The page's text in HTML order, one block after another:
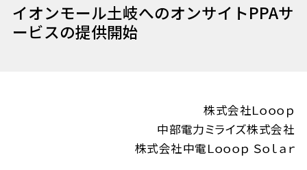
イオンモール土岐へのオンサイトPPAサ
ービスの提供開始
株式会社Ｌｏｏｏｐ
中部電力ミライズ株式会社
株式会社中電Ｌｏｏｏｐ Ｓｏｌａｒ